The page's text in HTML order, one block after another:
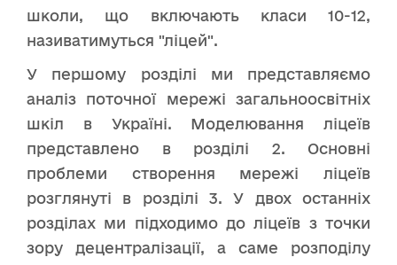
школи, що включають класи 10-12,
називатимуться "ліцей".
У першому розділі ми представляємо
аналіз поточної мережі загальноосвітніх
шкіл в Україні. Моделювання ліцеїв
представлено в розділі 2. Основні
проблеми створення мережі ліцеїв
розглянуті в розділі 3. У двох останніх
розділах ми підходимо до ліцеїв з точки
зору децентралізації, а саме розподілу